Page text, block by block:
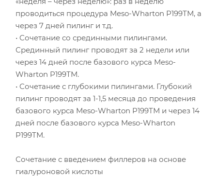
проводиться процедура Meso-Wharton P199ТМ, а
через 7 дней пилинг и т.д.
• Сочетание со срединными пилингами.
Срединный пилинг проводят за 2 недели или
через 14 дней после базового курса Meso-
Wharton P199ТМ.
• Сочетание с глубокими пилингами. Глубокий
пилинг проводят за 1-1,5 месяца до проведения
базового курса Meso-Wharton P199ТМ и через 14
дней после базового курса Meso-Wharton
P199ТМ.
Сочетание с введением филлеров на основе
гиалуроновой кислоты